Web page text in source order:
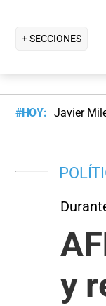
+ SECCIONES
#HOY: Javier
y